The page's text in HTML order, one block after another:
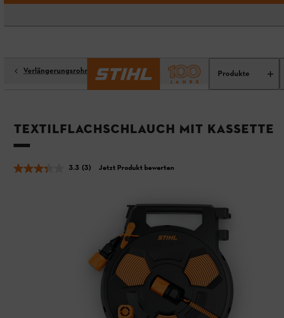
Produkte
Verlängerungsrohre / Adapter
Textilflachschlauch mit Kassette
3.3 (3) Jetzt Produkt bewerten